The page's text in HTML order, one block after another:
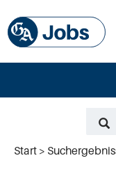
Start